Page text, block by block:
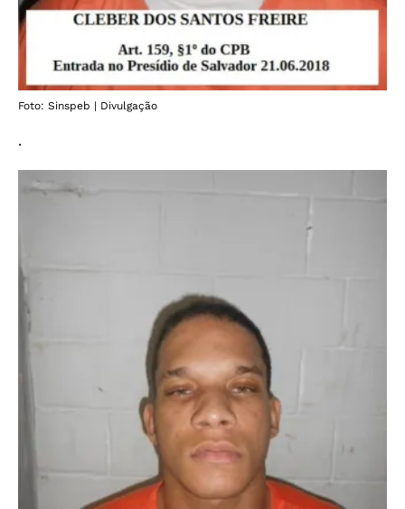
Foto: Sinspeb | Divulgação
.